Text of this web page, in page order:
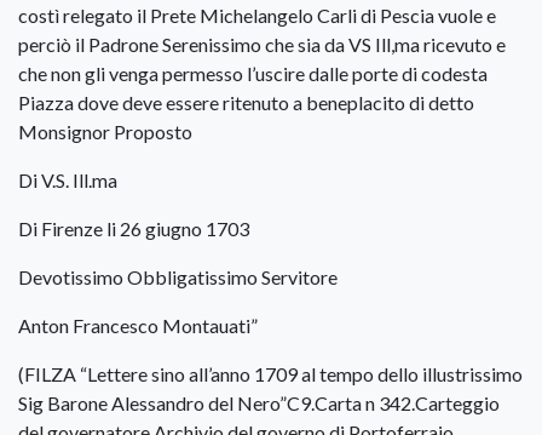
costì relegato il Prete Michelangelo Carli di Pescia vuole e
perciò il Padrone Serenissimo che sia da VS Ill,ma ricevuto e
che non gli venga permesso l’uscire dalle porte di codesta
Piazza dove deve essere ritenuto a beneplacito di detto
Monsignor Proposto
Di V.S. Ill.ma
Di Firenze li 26 giugno 1703
Devotissimo Obbligatissimo Servitore
Anton Francesco Montauati”
(FILZA “Lettere sino all’anno 1709 al tempo dello illustrissimo
Sig Barone Alessandro del Nero”C9.Carta n 342.Carteggio